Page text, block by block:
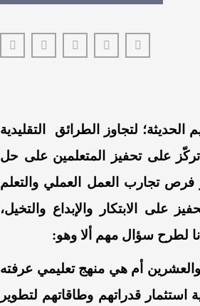
الحديثة؛ لتجاوز الطرائق
التقليدية
على تحفيز المتعلمينعلى حل
فرصتجارب العمل العملي والتعلم
على الابتكار والإبداع والتخيل،
لطرح سؤال مهم ألا وهو:
أم هي منهجتعليمي عرفته
استثمار قدراتهم وطاقاتهم لتطوير